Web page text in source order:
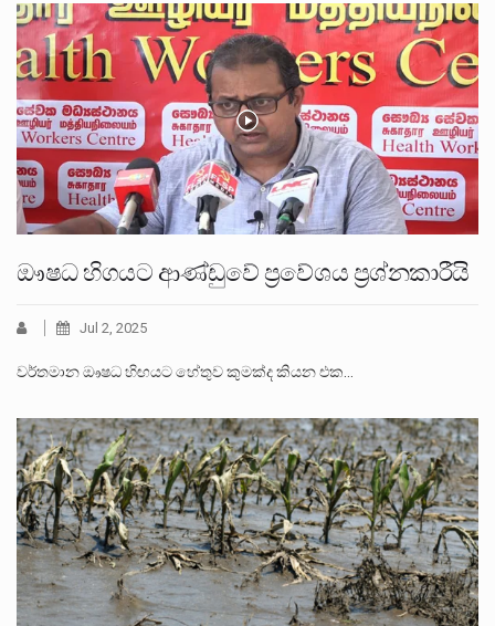
ඖෂධ හිගයට ආණ්ඩුවේ ප්‍රවේශය ප්‍රශ්නකාරීයි
Jul 2, 2025
වර්තමාන ඖෂධ හිඟයට හේතුව කුමක්ද කියන එක…